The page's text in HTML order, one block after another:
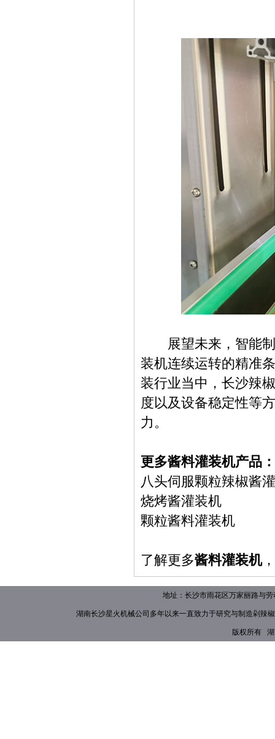
展望未来，智能制
装机连续运转的精准
装行业当中，长沙辣
度以及设备稳定性等
力。
更多酱料灌装机产品：
八头伺服颗粒辣椒酱
烧烤酱灌装机
颗粒酱料灌装机
了解更多酱料灌装机
地址：长沙市雨花区万家丽路
湖南长沙星火机械公司多年以来一直致力于研究与制造剁辣
版权所有